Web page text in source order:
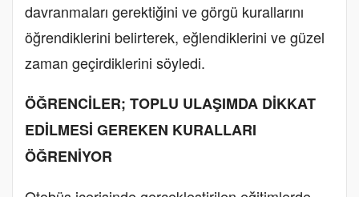
davranmaları gerektiğini ve görgü kurallarını
öğrendiklerini belirterek, eğlendiklerini ve güzel
zaman geçirdiklerini söyledi.
ÖĞRENCİLER; TOPLU ULAŞIMDA DİKKAT
EDİLMESİ GEREKEN KURALLARI
ÖĞRENİYOR